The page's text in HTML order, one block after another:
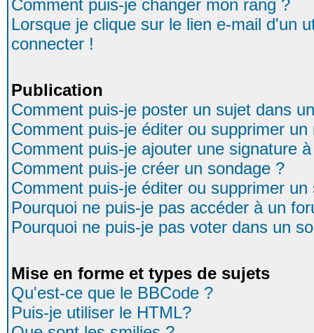
Comment puis-je changer mon rang ?
Lorsque je clique sur le lien e-mail d'un
connecter !
Publication
Comment puis-je poster un sujet dans
Comment puis-je éditer ou supprimer un
Comment puis-je ajouter une signature
Comment puis-je créer un sondage ?
Comment puis-je éditer ou supprimer un
Pourquoi ne puis-je pas accéder à un
Pourquoi ne puis-je pas voter dans un
Mise en forme et types de sujets
Qu'est-ce que le BBCode ?
Puis-je utiliser le HTML?